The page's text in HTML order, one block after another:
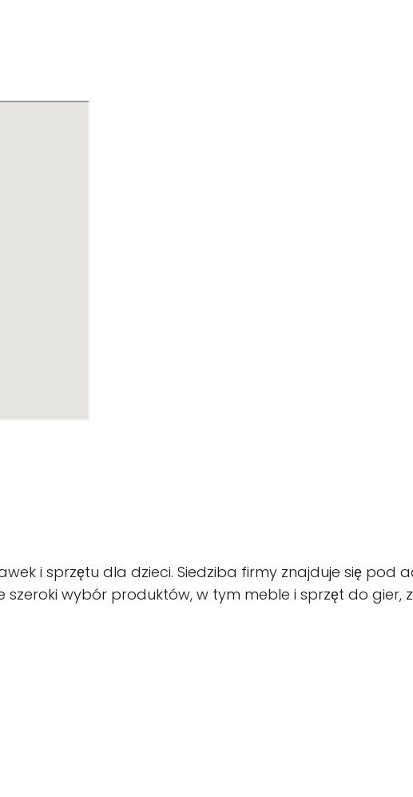
i sprzętu dla dzieci. Siedziba firmy znajduje się pod
szeroki wybór produktów, w tym meble i sprzęt do gier,